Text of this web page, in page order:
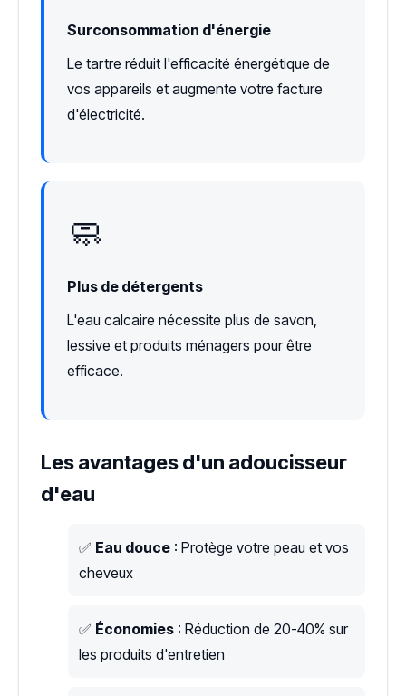
Surconsommation d'énergie
Le tartre réduit l'efficacité énergétique de
vos appareils et augmente votre facture
d'électricité.
🧼
Plus de détergents
L'eau calcaire nécessite plus de savon,
lessive et produits ménagers pour être
efficace.
Les avantages d'un adoucisseur
d'eau
✅ Eau douce : Protège votre peau et vos
cheveux
✅ Économies : Réduction de 20-40% sur
les produits d'entretien